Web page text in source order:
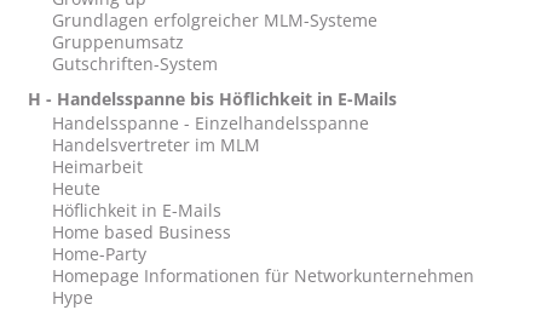
Grundlagen erfolgreicher MLM-Systeme
Gruppenumsatz
Gutschriften-System
H - Handelsspanne bis Höflichkeit in E-Mails
Handelsspanne - Einzelhandelsspanne
Handelsvertreter im MLM
Heimarbeit
Heute
Höflichkeit in E-Mails
Home based Business
Home-Party
Homepage Informationen für Networkunternehmen
Hype